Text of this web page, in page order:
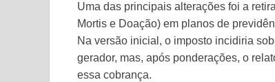
Uma das principais alterações foi a
Mortis e Doação) em planos de
Na versão inicial, o imposto incidiria
gerador, mas, após ponderações, o
essa cobrança.